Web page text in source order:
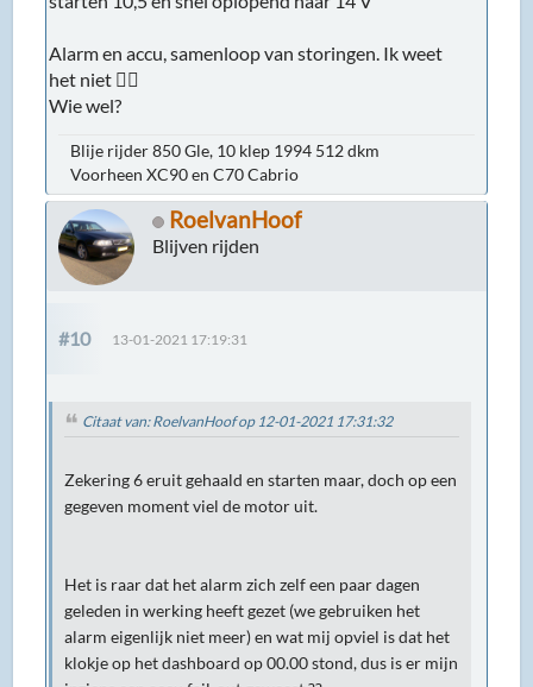
Alarm en accu, samenloop van storingen. Ik weet
het niet 🤷‍♂️
Wie wel?
Blije rijder 850 Gle, 10 klep 1994 512 dkm
Voorheen XC90 en C70 Cabrio
RoelvanHoof
Blijven rijden
#10 13-01-2021 17:19:31
Citaat van: RoelvanHoof op 12-01-2021 17:31:32
Zekering 6 eruit gehaald en starten maar, doch op een
gegeven moment viel de motor uit.
Het is raar dat het alarm zich zelf een paar dagen
geleden in werking heeft gezet (we gebruiken het
alarm eigenlijk niet meer) en wat mij opviel is dat het
klokje op het dashboard op 00.00 stond, dus is er mijn